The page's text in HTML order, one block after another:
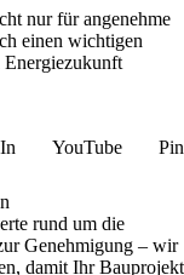
nur für angenehme
einen wichtigen
YouTube
rund um die
Genehmigung – wir
damit Ihr Bauprojekt